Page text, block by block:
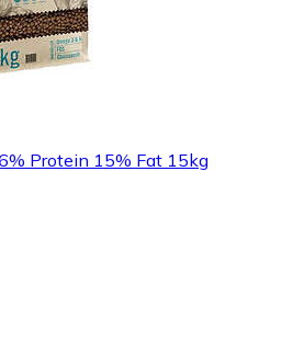
Protein 15% Fat 15kg